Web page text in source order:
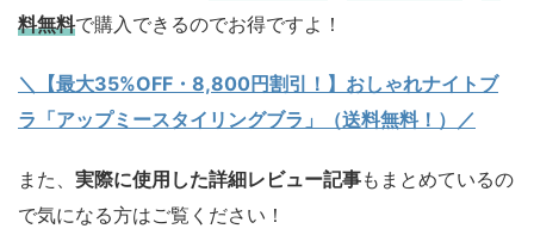
料無料で購入できるのでお得ですよ！
＼【最大35%OFF・8,800円割引！】おしゃれナイトブ
ラ「アップミースタイリングブラ」（送料無料！）／
また、 実際に使用した詳細レビュー記事もまとめているの
で気になる方はご覧ください！